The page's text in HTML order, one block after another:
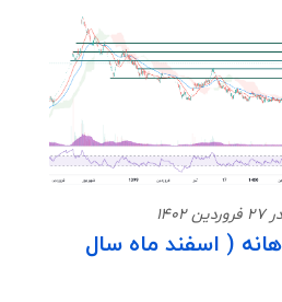
( اسفند ماه سال